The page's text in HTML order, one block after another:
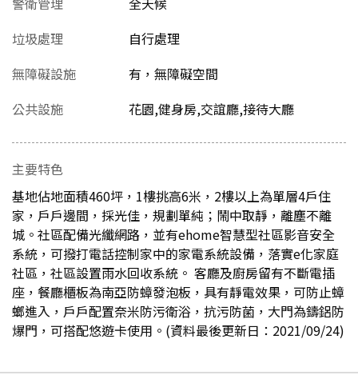
垃圾處理
自行處理
無障礙設施
有，無障礙空間
公共設施
花園,健身房,交誼廳,接待大廳
主要特色
基地佔地面積460坪，1樓挑高6米，2樓以上為單層4戶住
家，戶戶邊間，採光佳，規劃單純；鬧中取靜，離塵不離
城。社區配備光纖網路，並有ehome智慧型社區影音安全
系統，可撥打電話控制家中的家電系統設備，落實e化家庭
社區，社區設置雨水回收系統。 客廳及廚房留有不斷電插
座，餐廳櫃板為南亞防蟑發泡板，具有靜電效果，可防止蟑
螂進入，戶戶配置奈米防污衛浴，抗污防菌，大門為鑄鋁防
爆門，可搭配悠遊卡使用。(資料最後更新日：2021/09/24)